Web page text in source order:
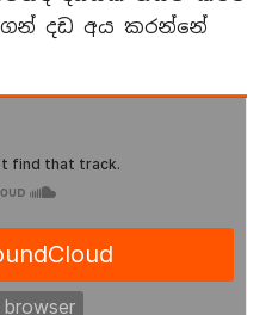
දඩ අය කරන්නේ